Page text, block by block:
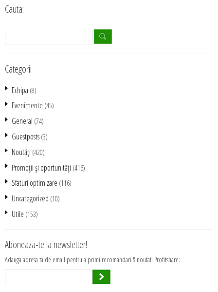
Cauta:
Categorii
Echipa (8)
Evenimente (45)
General (74)
Guestposts (3)
Noutăţi (420)
Promoţii şi oportunităţi (416)
Sfaturi optimizare (116)
Uncategorized (10)
Utile (153)
Aboneaza-te la newsletter!
Adauga adresa ta de email pentru a primi recomandari & noutati Profitshare: